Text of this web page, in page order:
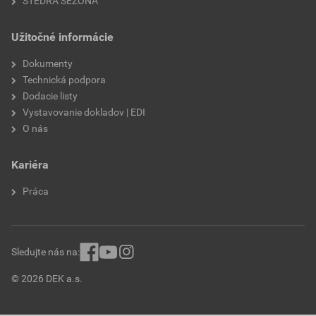
Užitočné informácie
Dokumenty
Technická podpora
Dodacie listy
Vystavovanie dokladov | EDI
O nás
Kariéra
Práca
© 2026 DEK a.s.
Sledujte nás na: